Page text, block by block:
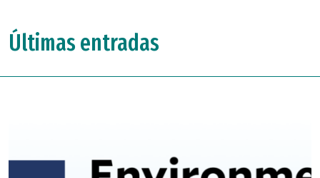
Últimas entradas